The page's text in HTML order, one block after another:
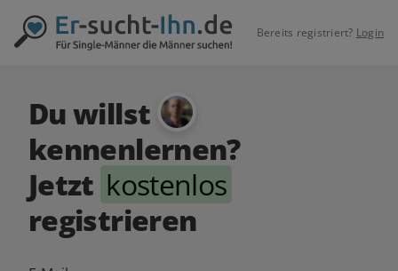
Bereits registriert? Login
Du willst
kennenlernen?
Jetzt kostenlos
registrieren